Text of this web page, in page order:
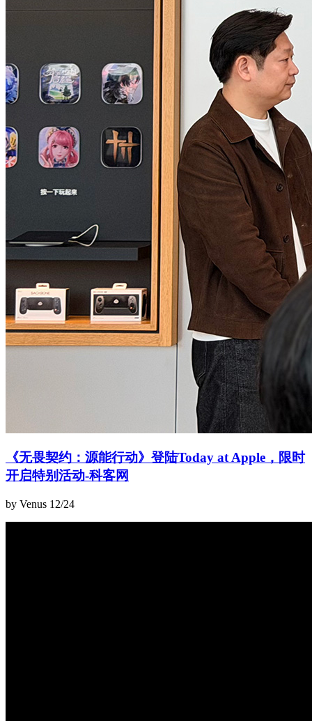
《无畏契约：源能行动》登陆Today at Apple，限时
开启特别活动-科客网
by Venus 12/24